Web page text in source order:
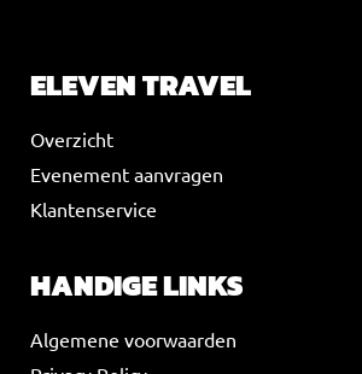
ELEVEN TRAVEL
Overzicht
Evenement aanvragen
Klantenservice
HANDIGE LINKS
Algemene voorwaarden